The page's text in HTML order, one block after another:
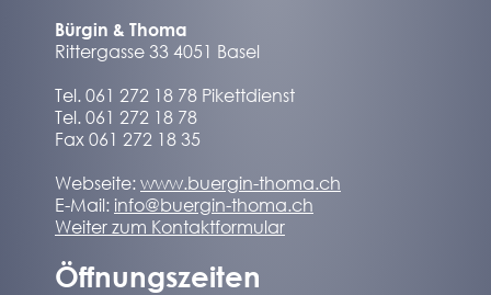
Bürgin & Thoma
Rittergasse 33 4051 Basel
Tel. 061 272 18 78 Pikettdienst
Tel. 061 272 18 78
Fax 061 272 18 35
Webseite: www.buergin-thoma.ch
E-Mail: info@buergin-thoma.ch
Weiter zum Kontaktformular
Öffnungszeiten